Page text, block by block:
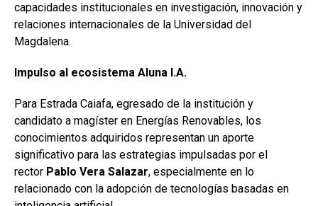
capacidades institucionales en investigación, innovación y
relaciones internacionales de la Universidad del
Magdalena.
Impulso al ecosistema Aluna I.A.
Para Estrada Caiafa, egresado de la institución y
candidato a magíster en Energías Renovables, los
conocimientos adquiridos representan un aporte
significativo para las estrategias impulsadas por el
rector Pablo Vera Salazar, especialmente en lo
relacionado con la adopción de tecnologías basadas en